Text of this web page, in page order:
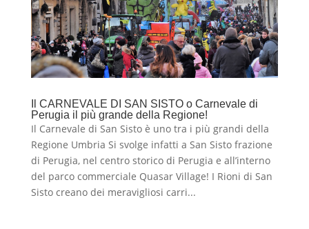
Il CARNEVALE DI SAN SISTO o Carnevale di
Perugia il più grande della Regione!
Il Carnevale di San Sisto è uno tra i più grandi della
Regione Umbria Si svolge infatti a San Sisto frazione
di Perugia, nel centro storico di Perugia e all’interno
del parco commerciale Quasar Village! I Rioni di San
Sisto creano dei meravigliosi carri...